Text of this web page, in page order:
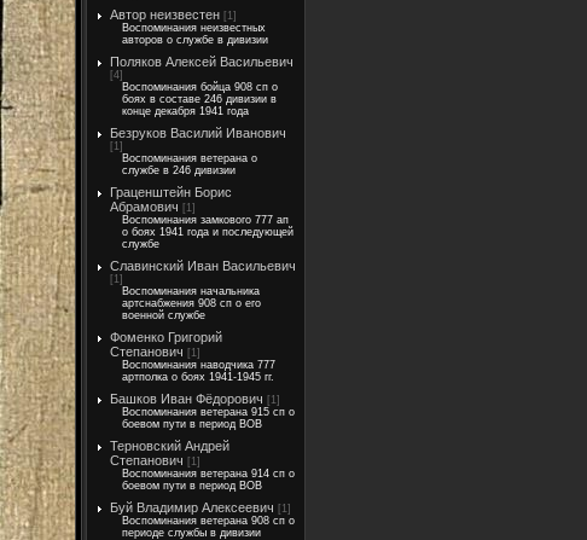
Автор неизвестен [1]
Воспоминания неизвестных
авторов о службе в дивизии
Поляков Алексей Васильевич
[4]
Воспоминания бойца 908 сп о
боях в составе 246 дивизии в
конце декабря 1941 года
Безруков Василий Иванович
[1]
Воспоминания ветерана о
службе в 246 дивизии
Граценштейн Борис
Абрамович [1]
Воспоминания замкового 777 ап
о боях 1941 года и последующей
службе
Славинский Иван Васильевич
[1]
Воспоминания начальника
артснабжения 908 сп о его
военной службе
Фоменко Григорий
Степанович [1]
Воспоминания наводчика 777
артполка о боях 1941-1945 гг.
Башков Иван Фёдорович [1]
Воспоминания ветерана 915 сп о
боевом пути в период ВОВ
Терновский Андрей
Степанович [1]
Воспоминания ветерана 914 сп о
боевом пути в период ВОВ
Буй Владимир Алексеевич [1]
Воспоминания ветерана 908 сп о
периоде службы в дивизии